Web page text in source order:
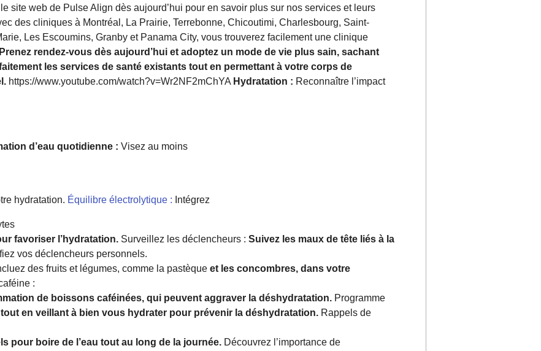
site web de Pulse Align dès aujourd’hui pour en savoir plus sur nos services et leurs
des cliniques à Montréal, La Prairie, Terrebonne, Chicoutimi, Charlesbourg, Saint-
Les Escoumins, Granby et Panama City, vous trouverez facilement une clinique
Prenez rendez-vous dès aujourd’hui et adoptez un mode de vie plus sain, sachant
les services de santé existants tout en permettant à votre corps de
https://www.youtube.com/watch?v=Wr2NF2mChYA Hydratation : Reconnaître l’impact
d’eau quotidienne : Visez au moins
hydratation. Équilibre électrolytique : Intégrez
favoriser l’hydratation. Surveillez les déclencheurs : Suivez les maux de tête liés à la
vos déclencheurs personnels.
des fruits et légumes, comme la pastèque et les concombres, dans votre
:
de boissons caféinées, qui peuvent aggraver la déshydratation. Programme
tout en veillant à bien vous hydrater pour prévenir la déshydratation. Rappels de
pour boire de l’eau tout au long de la journée. Découvrez l’importance de